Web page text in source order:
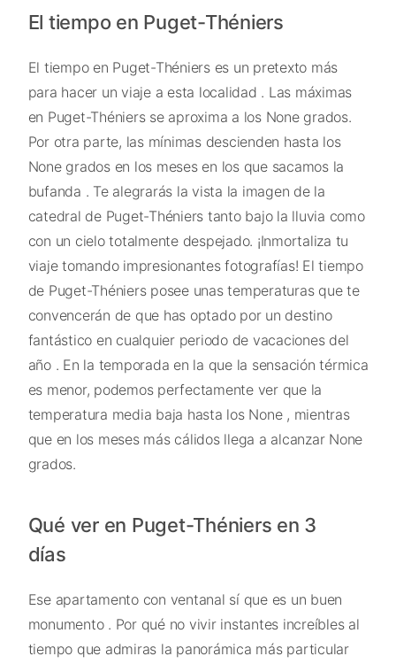
El tiempo en Puget-Théniers
El tiempo en Puget-Théniers es un pretexto más
para hacer un viaje a esta localidad . Las máximas
en Puget-Théniers se aproxima a los None grados.
Por otra parte, las mínimas descienden hasta los
None grados en los meses en los que sacamos la
bufanda . Te alegrarás la vista la imagen de la
catedral de Puget-Théniers tanto bajo la lluvia como
con un cielo totalmente despejado. ¡Inmortaliza tu
viaje tomando impresionantes fotografías! El tiempo
de Puget-Théniers posee unas temperaturas que te
convencerán de que has optado por un destino
fantástico en cualquier periodo de vacaciones del
año . En la temporada en la que la sensación térmica
es menor, podemos perfectamente ver que la
temperatura media baja hasta los None , mientras
que en los meses más cálidos llega a alcanzar None
grados.
Qué ver en Puget-Théniers en 3
días
Ese apartamento con ventanal sí que es un buen
monumento . Por qué no vivir instantes increíbles al
tiempo que admiras la panorámica más particular